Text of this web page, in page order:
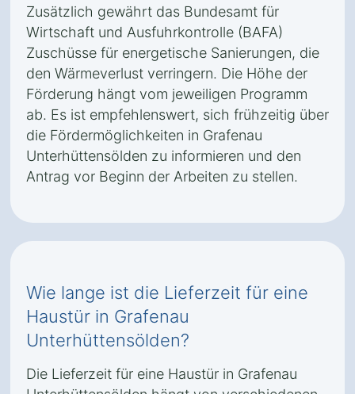
Zusätzlich gewährt das Bundesamt für
Wirtschaft und Ausfuhrkontrolle (BAFA)
Zuschüsse für energetische Sanierungen, die
den Wärmeverlust verringern. Die Höhe der
Förderung hängt vom jeweiligen Programm
ab. Es ist empfehlenswert, sich frühzeitig über
die Fördermöglichkeiten in Grafenau
Unterhüttensölden zu informieren und den
Antrag vor Beginn der Arbeiten zu stellen.
Wie lange ist die Lieferzeit für eine
Haustür in Grafenau
Unterhüttensölden?
Die Lieferzeit für eine Haustür in Grafenau